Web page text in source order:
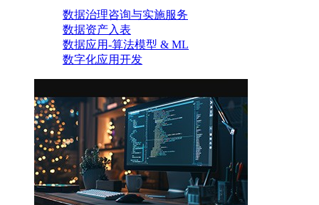
数据治理咨询与实施服务
数据资产入表
数据应用-算法模型 & ML
数字化应用开发